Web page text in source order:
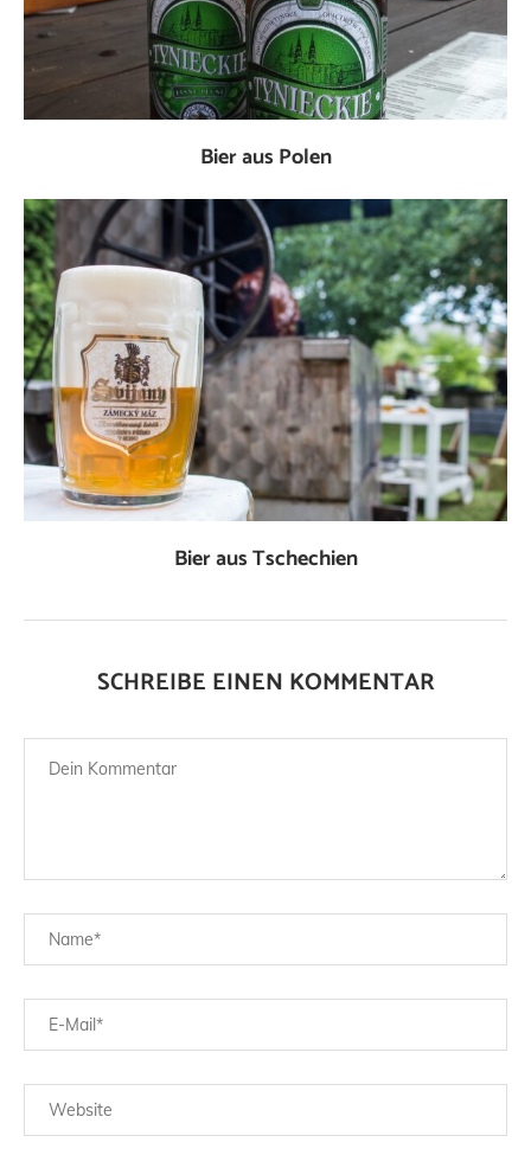
Bier aus Polen
Bier aus Tschechien
SCHREIBE EINEN KOMMENTAR